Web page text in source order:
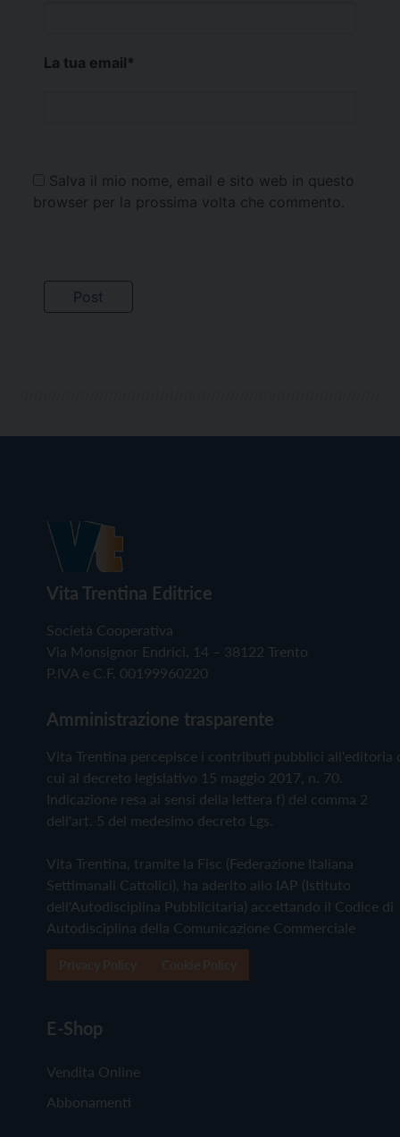
La tua email*
Salva il mio nome, email e sito web in questo
browser per la prossima volta che commento.
Vita Trentina Editrice
Società Cooperativa
Via Monsignor Endrici, 14 – 38122 Trento
P.IVA e C.F. 00199960220
Amministrazione trasparente
Vita Trentina percepisce i contributi pubblici all'editoria
cui al decreto legislativo 15 maggio 2017, n. 70.
Indicazione resa ai sensi della lettera f) del comma 2
dell'art. 5 del medesimo decreto Lgs.
Vita Trentina, tramite la Fisc (Federazione Italiana
Settimanali Cattolici), ha aderito allo IAP (Istituto
dell'Autodisciplina Pubblicitaria) accettando il Codice di
Autodisciplina della Comunicazione Commerciale
E-Shop
Vendita Online
Abbonamenti